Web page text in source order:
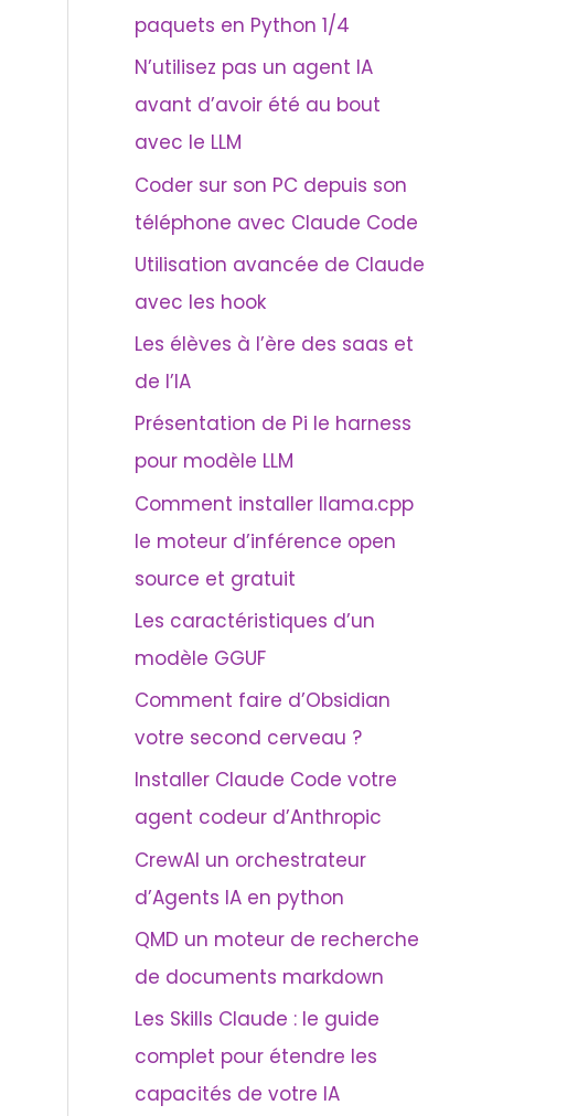
e
r
:
paquets en Python 1/4
N’utilisez pas un agent IA
avant d’avoir été au bout
avec le LLM
Coder sur son PC depuis son
téléphone avec Claude Code
Utilisation avancée de Claude
avec les hook
Les élèves à l’ère des saas et
de l’IA
Présentation de Pi le harness
pour modèle LLM
Comment installer llama.cpp
le moteur d’inférence open
source et gratuit
Les caractéristiques d’un
modèle GGUF
Comment faire d’Obsidian
votre second cerveau ?
Installer Claude Code votre
agent codeur d’Anthropic
CrewAI un orchestrateur
d’Agents IA en python
QMD un moteur de recherche
de documents markdown
Les Skills Claude : le guide
complet pour étendre les
capacités de votre IA